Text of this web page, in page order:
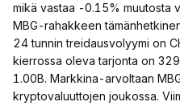
mikä vastaa -0.15% muutosta
MBG-rahakkeen
24 tunnin treidausvolyymi on
kierrossa oleva tarjonta on
1.00B. Markkina-arvoltaan
kryptovaluuttojen joukossa.